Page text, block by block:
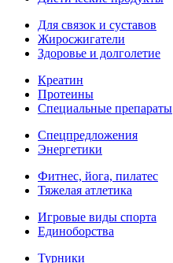
Для связок и суставов
Жиросжигатели
Здоровье и долголетие
Креатин
Протеины
Специальные препараты
Спецпредложения
Энергетики
Фитнес, йога, пилатес
Тяжелая атлетика
Игровые виды спорта
Единоборства
Турники